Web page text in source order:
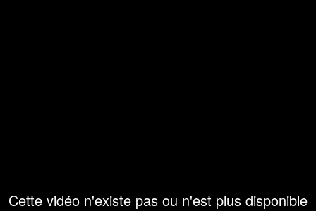
Cette vidéo n'existe pas ou n'est plus disponible